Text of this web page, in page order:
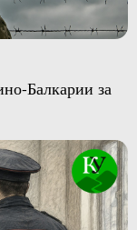
Балкарии за